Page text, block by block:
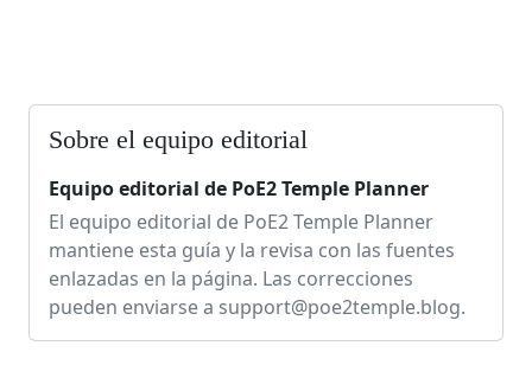
Sobre el equipo editorial
Equipo editorial de PoE2 Temple Planner
El equipo editorial de PoE2 Temple Planner
mantiene esta guía y la revisa con las fuentes
enlazadas en la página. Las correcciones
pueden enviarse a support@poe2temple.blog.